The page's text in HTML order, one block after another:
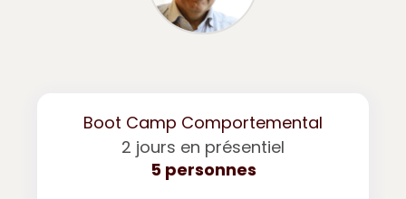
Boot Camp Comportemental
2 jours en présentiel
5 personnes